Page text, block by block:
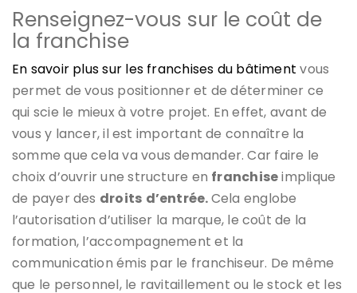
Renseignez-vous sur le coût de
la franchise
En savoir plus sur les franchises du bâtiment vous
permet de vous positionner et de déterminer ce
qui scie le mieux à votre projet. En effet, avant de
vous y lancer, il est important de connaître la
somme que cela va vous demander. Car faire le
choix d’ouvrir une structure en franchiseimplique
de payer des droits d’entrée.Cela englobe
l’autorisation d’utiliser la marque, le coût de la
formation, l’accompagnement et la
communication émis par le franchiseur. De même
que le personnel, le ravitaillement ou le stock et les